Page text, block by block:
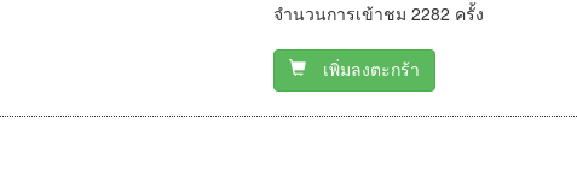
จำนวนการเข้าชม 2282 ครั้ง
เพิ่มลงตะกร้า